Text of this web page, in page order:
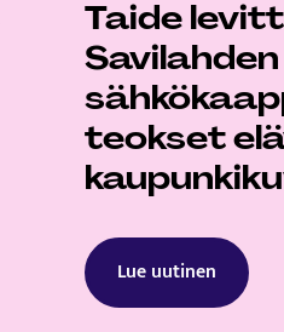
Taide
Savilahden
teokset
Lue uutinen